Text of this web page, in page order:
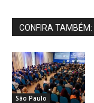
CONFIRA TAMBÉM:
São Paulo